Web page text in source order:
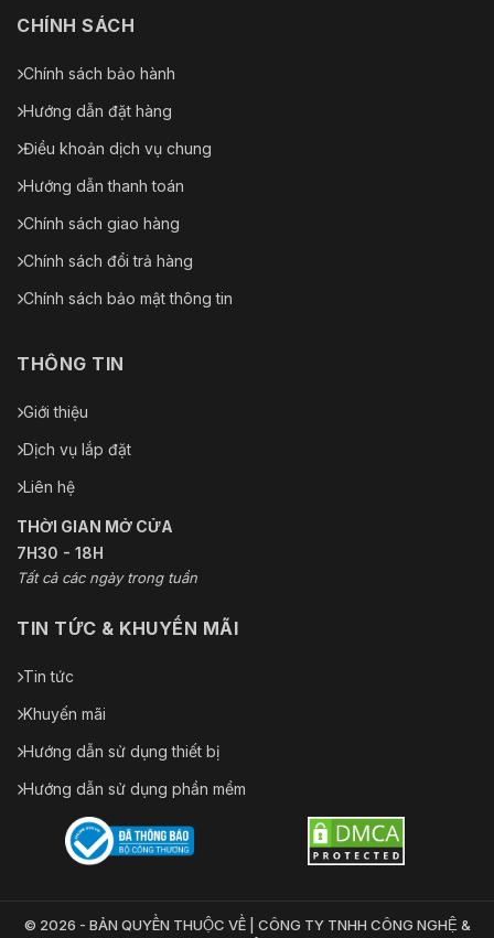
CHÍNH SÁCH
Chính sách bảo hành
Hướng dẫn đặt hàng
Điều khoản dịch vụ chung
Hướng dẫn thanh toán
Chính sách giao hàng
Chính sách đổi trả hàng
Chính sách bảo mật thông tin
THÔNG TIN
Giới thiệu
Dịch vụ lắp đặt
Liên hệ
THỜI GIAN MỞ CỬA
7H30 - 18H
Tất cả các ngày trong tuần
TIN TỨC & KHUYẾN MÃI
Tin tức
Khuyến mãi
Hướng dẫn sử dụng thiết bị
Hướng dẫn sử dụng phần mềm
© 2026 - BẢN QUYỀN THUỘC VỀ | CÔNG TY TNHH CÔNG NGHỆ &